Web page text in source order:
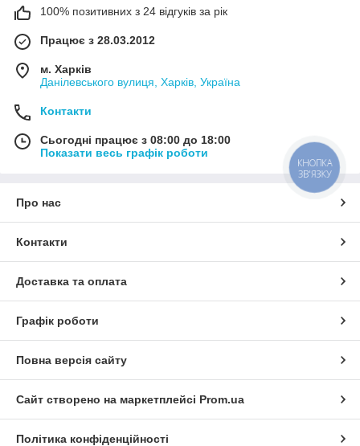
100% позитивних з 24 відгуків за рік
Працює з 28.03.2012
м. Харків
Данілевського вулиця, Харків, Україна
Контакти
Сьогодні працює з 08:00 до 18:00
Показати весь графік роботи
Про нас
Контакти
Доставка та оплата
Графік роботи
Повна версія сайту
Сайт створено на маркетплейсі Prom.ua
Політика конфіденційності
КНОПКА
ЗВ'ЯЗКУ